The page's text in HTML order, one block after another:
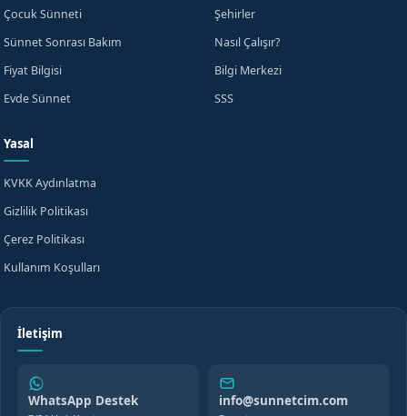
Çocuk Sünneti
Sünnet Sonrası Bakım
Fiyat Bilgisi
Evde Sünnet
Şehirler
Nasıl Çalışır?
Bilgi Merkezi
SSS
Yasal
KVKK Aydınlatma
Gizlilik Politikası
Çerez Politikası
Kullanım Koşulları
İletişim
WhatsApp Destek info@sunnetcim.com